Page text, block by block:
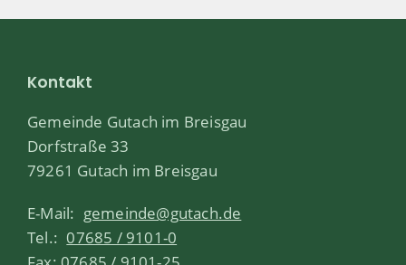
Kontakt
Gemeinde Gutach im Breisgau
Dorfstraße 33
79261 Gutach im Breisgau
E-Mail: gemeinde@gutach.de
Tel.: 07685 / 9101-0